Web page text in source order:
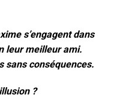
s’engagent dans
leur meilleur ami.
sans conséquences.
?